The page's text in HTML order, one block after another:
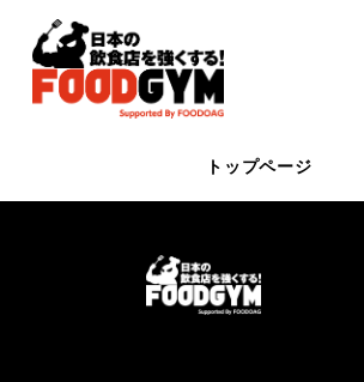
トップページ